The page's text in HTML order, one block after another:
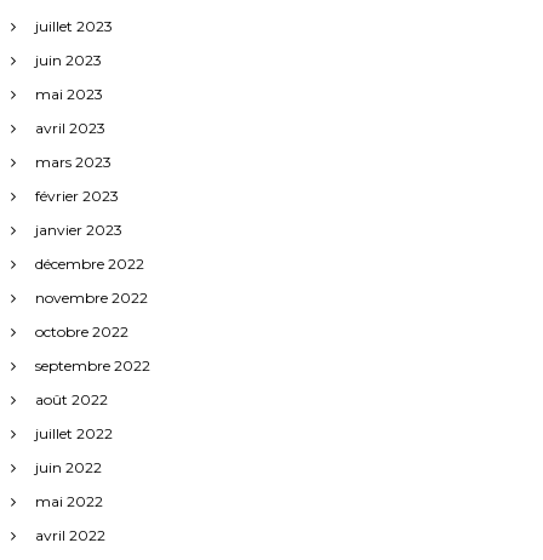
juillet 2023
juin 2023
mai 2023
avril 2023
mars 2023
février 2023
janvier 2023
décembre 2022
novembre 2022
octobre 2022
septembre 2022
août 2022
juillet 2022
juin 2022
mai 2022
avril 2022